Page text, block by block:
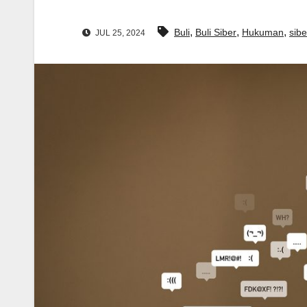
JUL 25, 2024 Buli, Buli Siber, Hukuman,